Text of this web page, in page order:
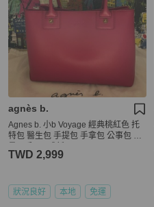
agnès b.
Agnes b. 小b Voyage 經典桃紅色 托
特包 醫生包 手提包 手拿包 公事包 限
TWD 2,999
狀況良好 本地 免運